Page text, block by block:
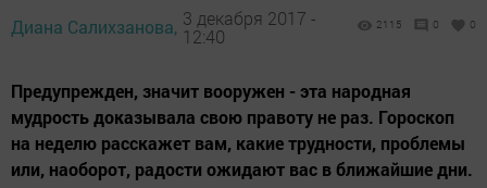
Диана Салихзанова, 3 декабря 2017 -
12:40
2115 0 0
Предупрежден, значит вооружен - эта народная
мудрость доказывала свою правоту не раз. Гороскоп
на неделю расскажет вам, какие трудности, проблемы
или, наоборот, радости ожидают вас в ближайшие дни.